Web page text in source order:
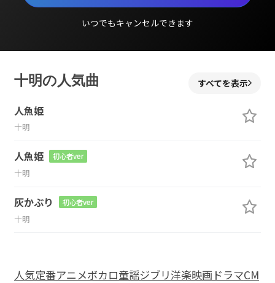
いつでもキャンセルできます
十明の人気曲 すべてを表示
人魚姫
十明
人魚姫 初心者ver
十明
灰かぶり 初心者ver
十明
人気定番アニメボカロ童謡ジブリ洋楽映画ドラマCM